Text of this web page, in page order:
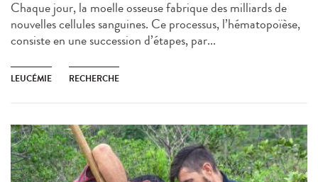
Chaque jour, la moelle osseuse fabrique des milliards de
nouvelles cellules sanguines. Ce processus, l’hématopoïèse,
consiste en une succession d’étapes, par...
LEUCÉMIE RECHERCHE